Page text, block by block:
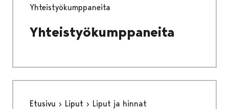
Yhteistyökumppaneita
Yhteistyökumppaneita
Etusivu Liput Liput ja hinnat